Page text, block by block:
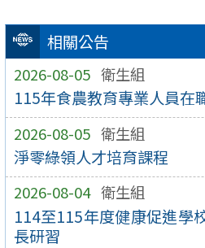
相關公告
2026-08-05 衛生組
115年食農教育專業人員在
2026-08-05 衛生組
淨零綠領人才培育課程
2026-08-04 衛生組
114至115年度健康促進學
長研習